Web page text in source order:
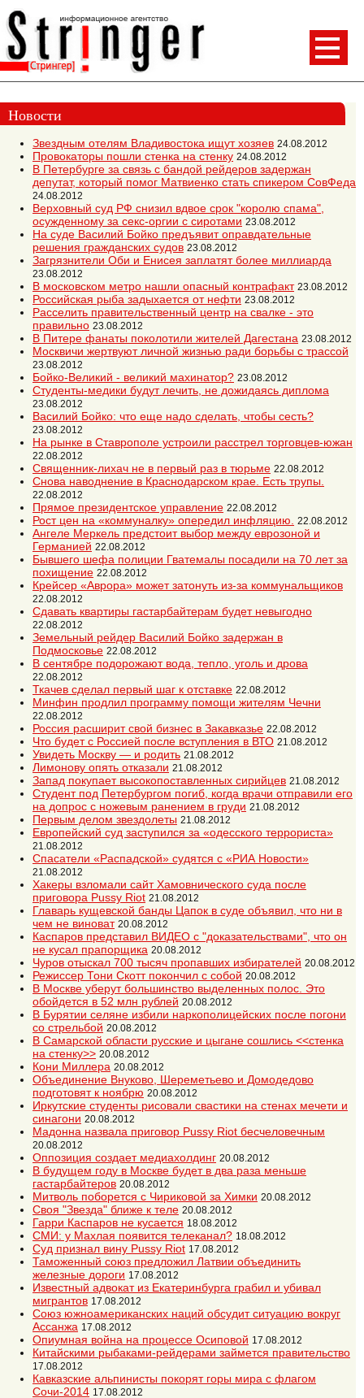
Новости
Звездным отелям Владивостока ищут хозяев 24.08.2012
Провокаторы пошли стенка на стенку 24.08.2012
В Петербурге за связь с бандой рейдеров задержан
депутат, который помог Матвиенко стать спикером СовФеда
24.08.2012
Верховный суд РФ снизил вдвое срок "королю спама",
осужденному за секс-оргии с сиротами 23.08.2012
На суде Василий Бойко предъявит оправдательные
решения гражданских судов 23.08.2012
Загрязнители Оби и Енисея заплатят более миллиарда
23.08.2012
В московском метро нашли опасный контрафакт 23.08.2012
Российская рыба задыхается от нефти 23.08.2012
Расселить правительственный центр на свалке - это
правильно 23.08.2012
В Питере фанаты поколотили жителей Дагестана 23.08.2012
Москвичи жертвуют личной жизнью ради борьбы с трассой
23.08.2012
Бойко-Великий - великий махинатор? 23.08.2012
Студенты-медики будут лечить, не дожидаясь диплома
23.08.2012
Василий Бойко: что еще надо сделать, чтобы сесть?
23.08.2012
На рынке в Ставрополе устроили расстрел торговцев-южан
22.08.2012
Священник-лихач не в первый раз в тюрьме 22.08.2012
Снова наводнение в Краснодарском крае. Есть трупы.
22.08.2012
Прямое президентское управление 22.08.2012
Рост цен на «коммуналку» опередил инфляцию. 22.08.2012
Ангеле Меркель предстоит выбор между еврозоной и
Германией 22.08.2012
Бывшего шефа полиции Гватемалы посадили на 70 лет за
похищение 22.08.2012
Крейсер «Аврора» может затонуть из-за коммунальщиков
22.08.2012
Сдавать квартиры гастарбайтерам будет невыгодно
22.08.2012
Земельный рейдер Василий Бойко задержан в
Подмосковье 22.08.2012
В сентябре подорожают вода, тепло, уголь и дрова
22.08.2012
Ткачев сделал первый шаг к отставке 22.08.2012
Минфин продлил программу помощи жителям Чечни
22.08.2012
Россия расширит свой бизнес в Закавказье 22.08.2012
Что будет с Россией после вступления в ВТО 21.08.2012
Увидеть Москву — и родить 21.08.2012
Лимонову опять отказали 21.08.2012
Запад покупает высокопоставленных сирийцев 21.08.2012
Студент под Петербургом погиб, когда врачи отправили его
на допрос с ножевым ранением в груди 21.08.2012
Первым делом звездолеты 21.08.2012
Европейский суд заступился за «одесского террориста»
21.08.2012
Спасатели «Распадской» судятся с «РИА Новости»
21.08.2012
Хакеры взломали сайт Хамовнического суда после
приговора Pussy Riot 21.08.2012
Главарь кущевской банды Цапок в суде объявил, что ни в
чем не виноват 20.08.2012
Каспаров представил ВИДЕО с "доказательствами", что он
не кусал прапорщика 20.08.2012
Чуров отыскал 700 тысяч пропавших избирателей 20.08.2012
Режиссер Тони Скотт покончил c собой 20.08.2012
В Москве уберут большинство выделенных полос. Это
обойдется в 52 млн рублей 20.08.2012
В Бурятии селяне избили наркополицейских после погони
со стрельбой 20.08.2012
В Самарской области русские и цыгане сошлись <<стенка
на стенку>> 20.08.2012
Кони Миллера 20.08.2012
Объединение Внуково, Шереметьево и Домодедово
подготовят к ноябрю 20.08.2012
Иркутские студенты рисовали свастики на стенах мечети и
синагони 20.08.2012
Мадонна назвала приговор Pussy Riot бесчеловечным
20.08.2012
Оппозиция создает медиахолдинг 20.08.2012
В будущем году в Москве будет в два раза меньше
гастарбайтеров 20.08.2012
Митволь поборется с Чириковой за Химки 20.08.2012
Своя "Звезда" ближе к теле 20.08.2012
Гарри Каспаров не кусается 18.08.2012
СМИ: у Махлая появится телеканал? 18.08.2012
Суд признал вину Pussy Riot 17.08.2012
Таможенный союз предложил Латвии объединить
железные дороги 17.08.2012
Известный адвокат из Екатеринбурга грабил и убивал
мигрантов 17.08.2012
Союз южноамериканских наций обсудит ситуацию вокруг
Ассанжа 17.08.2012
Опиумная война на процессе Осиповой 17.08.2012
Китайскими рыбаками-рейдерами займется правительство
17.08.2012
Кавказские альпинисты покорят горы мира с флагом
Сочи-2014 17.08.2012